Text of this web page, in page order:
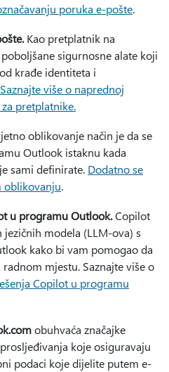
poruka e-pošte.
Kao pretplatnik na
sigurnosne alate koji
krađe identiteta i
Saznajte više o naprednoj
pretplatnike.
oblikovanje način je da se
Outlook istaknu kada
sami definirate. Dodatno se
oblikovanju.
u programu Outlook.Copilot
modela (LLM-ova) s
kako bi vam pomogao da
mjestu. Saznajte više o
Copilot u programu
obuhvaća značajke
koje osiguravaju
podaci koje dijelite putem e-